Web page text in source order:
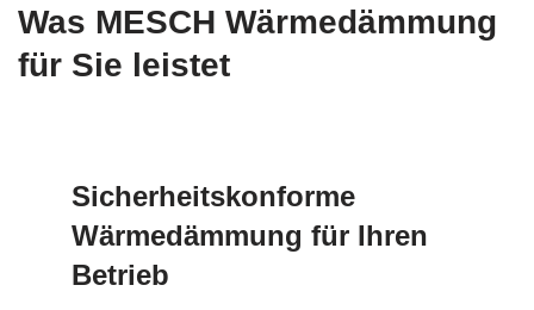
Was MESCH Wärmedämmung
für Sie leistet
Sicherheitskonforme
Wärmedämmung für Ihren
Betrieb